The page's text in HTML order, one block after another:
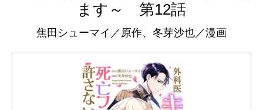
ます～ 第12話
焦田シューマイ／原作、冬芽沙也／漫画